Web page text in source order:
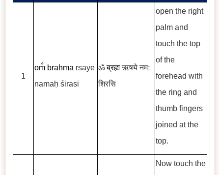
1
om̐ brahma ṛṣaye
namaḥ śirasi
ॐब्रह्मऋषये नमः
शिरसि
open the right
palm and
touch the top
of the
forehead with
the ring and
thumb fingers
joined at the
top.
Now touch the